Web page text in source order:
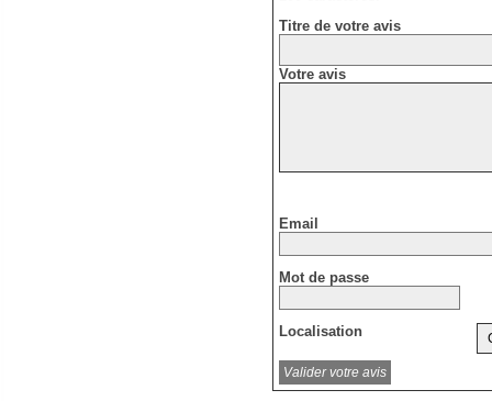
Titre de votre avis
Votre avis
Email
Mot de passe
Localisation